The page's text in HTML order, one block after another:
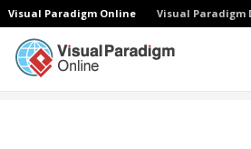
Visual Paradigm Online Visual Paradigm